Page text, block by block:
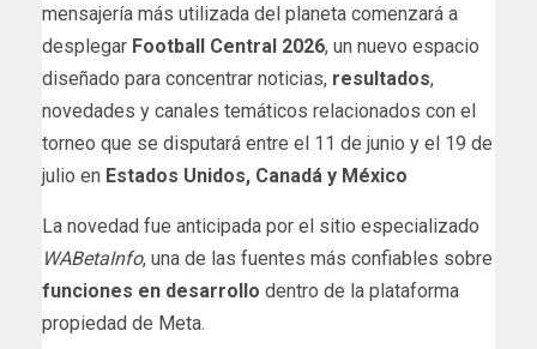
mensajería más utilizada del planeta comenzará a
desplegar Football Central 2026, un nuevo espacio
diseñado para concentrar noticias, resultados,
novedades y canales temáticos relacionados con el
torneo que se disputará entre el 11 de junio y el 19 de
julio en Estados Unidos, Canadá y México
La novedad fue anticipada por el sitio especializado
WABetaInfo, una de las fuentes más confiables sobre
funciones en desarrollo dentro de la plataforma
propiedad de Meta.